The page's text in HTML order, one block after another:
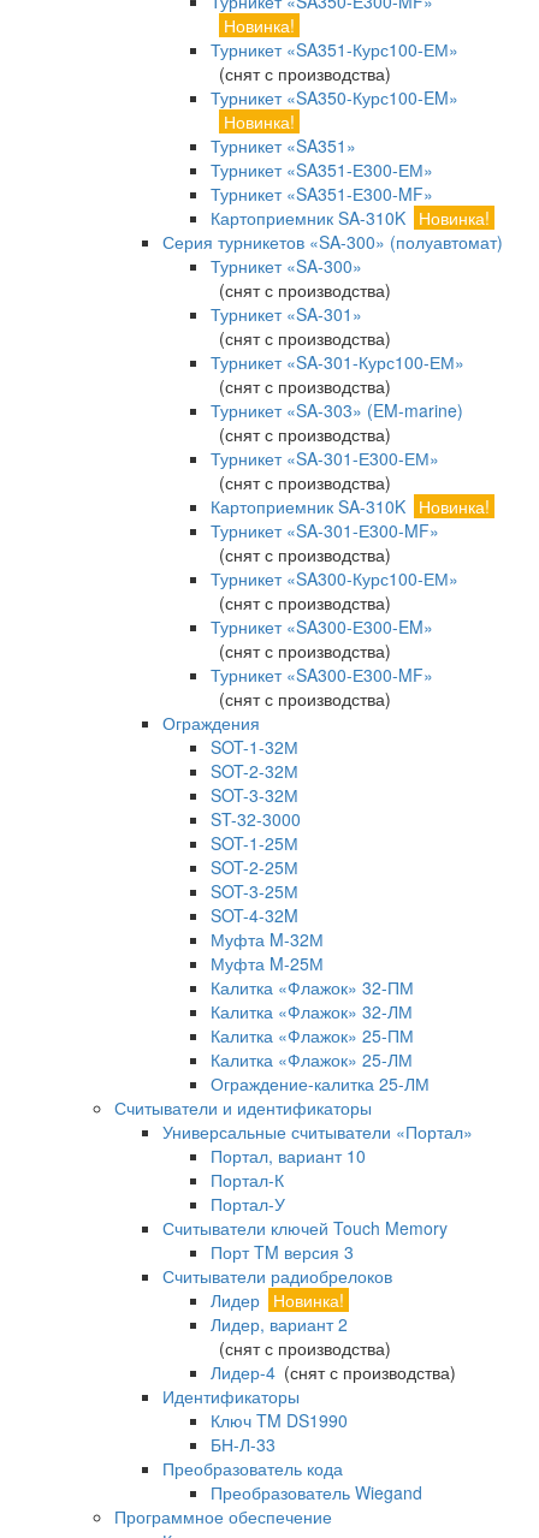
Новинка!
Турникет «SA351-Курс100-ЕМ»
(снят с производства)
Турникет «SA350-Курс100-EM»
Новинка!
Турникет «SA351»
Турникет «SA351-Е300-ЕМ»
Турникет «SA351-Е300-MF»
Картоприемник SA-310K Новинка!
Серия турникетов «SA-300» (полуавтомат)
Турникет «SA-300»
(снят с производства)
Турникет «SA-301»
(снят с производства)
Турникет «SA-301-Курс100-ЕМ»
(снят с производства)
Турникет «SA-303» (EM-marine)
(снят с производства)
Турникет «SA-301-Е300-ЕМ»
(снят с производства)
Картоприемник SA-310K Новинка!
Турникет «SA-301-Е300-MF»
(снят с производства)
Турникет «SA300-Курс100-ЕМ»
(снят с производства)
Турникет «SA300-Е300-EM»
(снят с производства)
Турникет «SA300-Е300-MF»
(снят с производства)
Ограждения
SOT-1-32М
SOT-2-32М
SOT-3-32М
ST-32-3000
SOT-1-25М
SOT-2-25М
SOT-3-25М
SOT-4-32M
Муфта M-32М
Муфта M-25М
Калитка «Флажок» 32-ПМ
Калитка «Флажок» 32-ЛМ
Калитка «Флажок» 25-ПМ
Калитка «Флажок» 25-ЛМ
Ограждение-калитка 25-ЛМ
Считыватели и идентификаторы
Универсальные считыватели «Портал»
Портал, вариант 10
Портал-К
Портал-У
Считыватели ключей Touch Memory
Порт TM версия 3
Считыватели радиобрелоков
Лидер Новинка!
Лидер, вариант 2
(снят с производства)
Лидер-4 (снят с производства)
Идентификаторы
Ключ TM DS1990
БН-Л-33
Преобразователь кода
Преобразователь Wiegand
Программное обеспечение